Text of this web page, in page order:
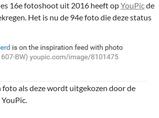
16e fotoshoot uit 2016 heeft opYouPicde
Het is nu de 94e foto die deze status
als deze wordt uitgekozen door de